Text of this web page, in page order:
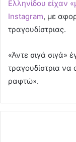
Ελληνίδου είχαν
Instagram, με
τραγουδίστριας.
«Άντε σιγά σιγά»
τραγουδίστρια
ραφτώ».